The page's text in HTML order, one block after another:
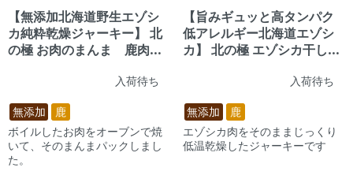
【無添加北海道野生エゾシ
カ純粋乾燥ジャーキー】 北
の極 お肉のまんま 鹿肉
入荷待ち
無添加
鹿
ボイルしたお肉をオーブンで焼
いて、そのまんまパックしまし
た。
【旨みギュッと高タンパク
低アレルギー北海道エゾシ
カ】 北の極 エゾシカ干し肉
ジャーキー 北海道】入荷待ち
無添加
鹿
エゾシカ肉をそのままじっくり
低温乾燥したジャーキーです